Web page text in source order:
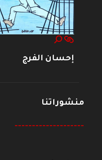
إحسان الفرج
منشوراتنا
--------------------